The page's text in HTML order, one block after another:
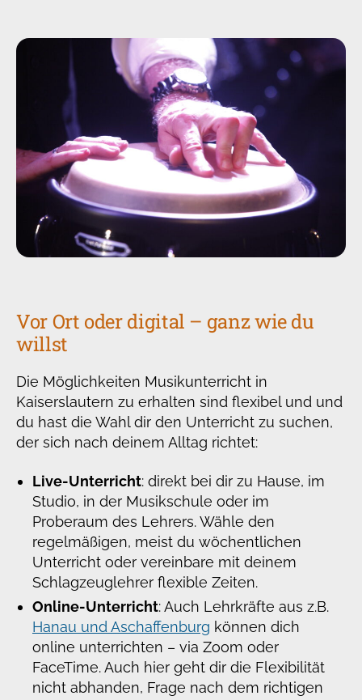
Vor Ort oder digital – ganz wie du
willst
Die Möglichkeiten Musikunterricht in
Kaiserslautern zu erhalten sind flexibel und und
du hast die Wahl dir den Unterricht zu suchen,
der sich nach deinem Alltag richtet:
Live-Unterricht: direkt bei dir zu Hause, im
Studio, in der Musikschule oder im
Proberaum des Lehrers. Wähle den
regelmäßigen, meist du wöchentlichen
Unterricht oder vereinbare mit deinem
Schlagzeuglehrer flexible Zeiten.
Online-Unterricht: Auch Lehrkräfte aus z.B.
Hanau und Aschaffenburg können dich
online unterrichten – via Zoom oder
FaceTime. Auch hier geht dir die Flexibilität
nicht abhanden, Frage nach dem richtigen